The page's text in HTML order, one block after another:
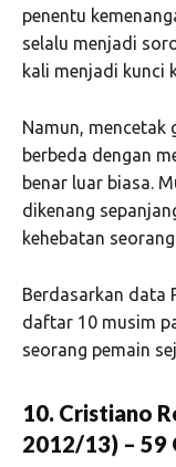
penentu
selalu menjadi
kali menjadi kunci
Namun, mencetak
berbeda dengan
benar luar biasa.
dikenang
kehebatan
Berdasarkan data
daftar 10 musim
seorang pemain
10. Cristiano
2012/13) – 59